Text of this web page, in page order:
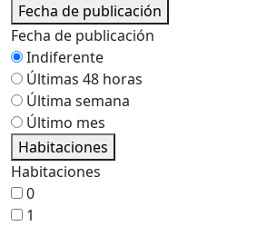
Fecha de publicación
Fecha de publicación
Indiferente
Últimas 48 horas
Última semana
Último mes
Habitaciones
Habitaciones
0
1